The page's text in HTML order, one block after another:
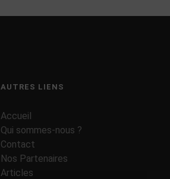
AUTRES LIENS
Accueil
Qui sommes-nous ?
Contact
Nos Partenaires
Articles